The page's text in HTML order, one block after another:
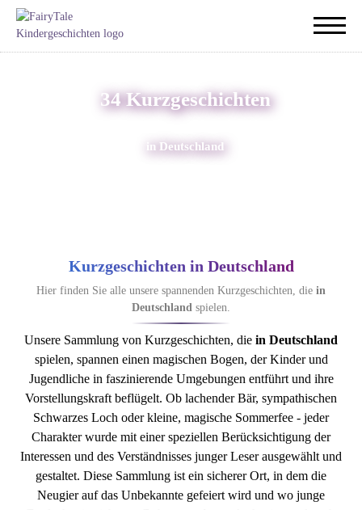
34 Kurzgeschichten
in Deutschland
Kurzgeschichten in Deutschland
Hier finden Sie alle unsere spannenden Kurzgeschichten, die in
Deutschland spielen.
Unsere Sammlung von Kurzgeschichten, die in Deutschland
spielen, spannen einen magischen Bogen, der Kinder und
Jugendliche in faszinierende Umgebungen entführt und ihre
Vorstellungskraft beflügelt. Ob lachender Bär, sympathischen
Schwarzes Loch oder kleine, magische Sommerfee - jeder
Charakter wurde mit einer speziellen Berücksichtigung der
Interessen und des Verständnisses junger Leser ausgewählt und
gestaltet. Diese Sammlung ist ein sicherer Ort, in dem die
Neugier auf das Unbekannte gefeiert wird und wo junge